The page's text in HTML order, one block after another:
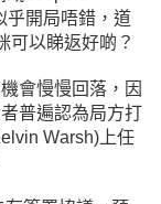
乎開局唔錯，道
可以睇返好啲？
會慢慢回落，因
普遍認為局方打
Warsh) 上任